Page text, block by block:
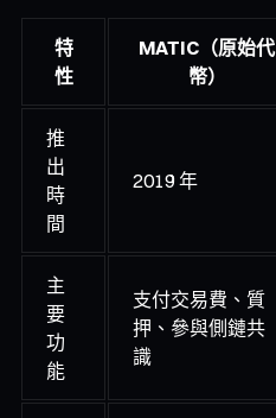
特
性
MATIC（原始代
幣）
推
出
時
間
2019 年
主
要
功
能
支付交易費、質
押、參與側鏈共
識